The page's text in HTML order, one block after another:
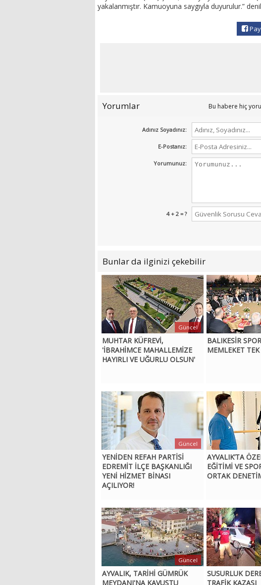
yakalanmıştır. Kamuoyuna saygıyla duyurulur.”
Yorumlar Bu habere hiç
Adınız Soyadınız:
E-Postanız:
Yorumunuz:
4 + 2 = ?
Bunlar da ilginizi çekebilir
MUHTAR KÜFREVİ,
'İBRAHİMCE MAHALLEMİZE
HAYIRLI VE UĞURLU OLSUN'
Güncel
BALIKESİR
MEMLEKET TEK
YENİDEN REFAH PARTİSİ
EDREMİT İLÇE BAŞKANLIĞI
YENİ HİZMET BİNASI
AÇILIYOR!
Güncel
AYVALIK’TA
EĞİTİMİ VE
ORTAK
AYVALIK, TARİHİ GÜMRÜK
MEYDANI'NA KAVUŞTU
Güncel
SUSURLUK
TRAFİK KAZASI